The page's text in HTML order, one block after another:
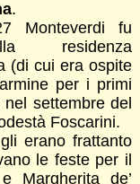
.
Monteverdi fu
residenza
(di cui era ospite
per i primi
settembre del
Foscarini.
erano frattanto
le feste per il
Margherita de’